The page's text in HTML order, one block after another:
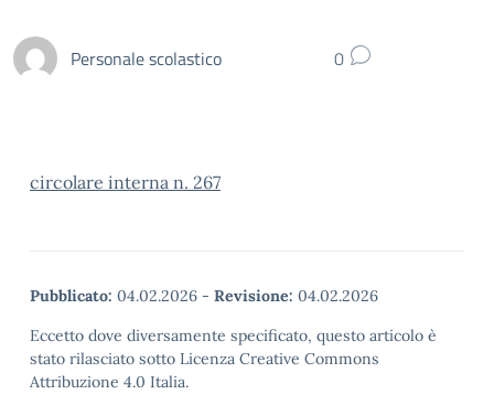
Personale scolastico 0
circolare interna n. 267
Pubblicato: 04.02.2026 - Revisione: 04.02.2026
Eccetto dove diversamente specificato, questo articolo è
stato rilasciato sotto Licenza Creative Commons
Attribuzione 4.0 Italia.